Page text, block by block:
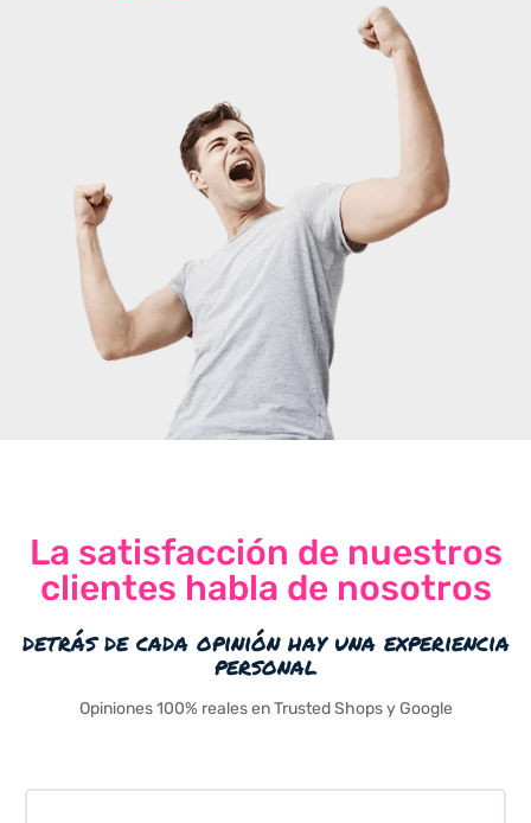
La satisfacción de nuestros
clientes habla de nosotros
detrás de cada opinión hay una experiencia
personal
Opiniones 100% reales en Trusted Shops y Google